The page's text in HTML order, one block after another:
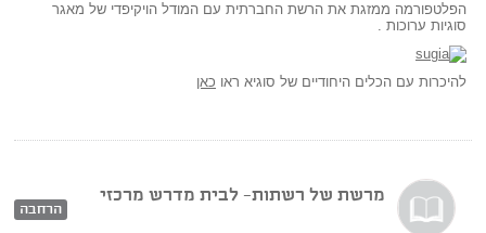
הפלטפורמה ממזגת את הרשת החברתית עם המודל הויקיפדי של מאגר
סוגיות ערוכות .
להיכרות עם הכלים היחודיים של סוגיא ראו כאן
מרשת של רשתות- לבית מדרש מרכזי
הרחבה